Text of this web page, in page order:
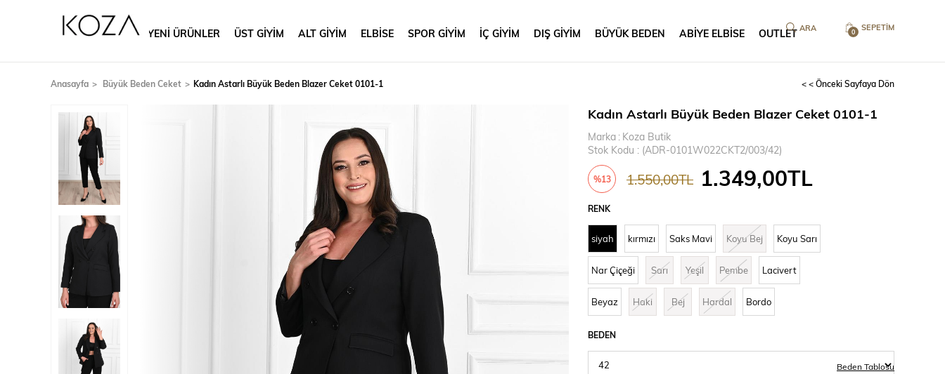
SEPETIM
0
YENİ ÜRÜNLER ÜST GİYİM ALT GİYİM ELBİSE SPOR GİYİM İÇ GİYİM DIŞ GİYİM BÜYÜK BEDEN ABİYE ELBİSE OUTLET
Anasayfa Büyük Beden Ceket Kadın Astarlı Büyük Beden Blazer Ceket 0101-1 < < Önceki Sayfaya Dön
Kadın Astarlı Büyük Beden Blazer Ceket 0101-1
Marka : Koza Butik
Stok Kodu
(ADR-0101W022CKT2/003/42)
%13
İndirim
1.550,00TL 1.349,00TL
RENK
siyah kırmızı Saks Mavi Koyu Bej Koyu Sarı
Nar Çiçeği Sarı Yeşil Pembe Lacivert
Beyaz Haki Bej Hardal Bordo
BEDEN
Beden Tablosu